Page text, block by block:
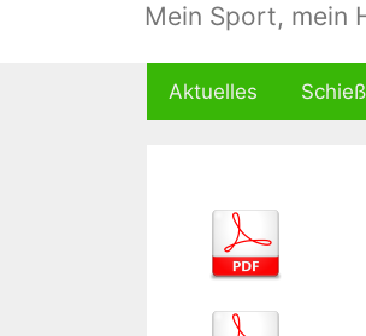
Mein Sport, mein
Aktuelles